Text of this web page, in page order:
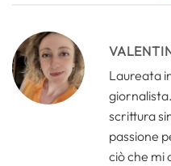
Laureata
scrittura
passione
ciò che mi